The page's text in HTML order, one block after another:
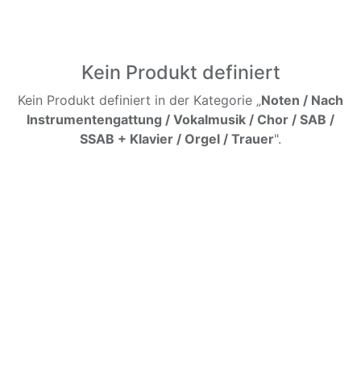
Kein Produkt definiert
Kein Produkt definiert in der Kategorie „Noten / Nach
Instrumentengattung / Vokalmusik / Chor / SAB /
SSAB + Klavier / Orgel / Trauer".